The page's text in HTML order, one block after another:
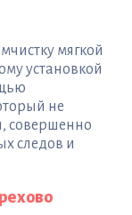
мягкой
установкой
не
совершенно
следов и